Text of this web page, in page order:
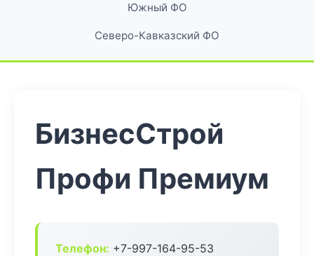
Южный ФО
Северо-Кавказский ФО
БизнесСтрой
Профи Премиум
Телефон: +7-997-164-95-53